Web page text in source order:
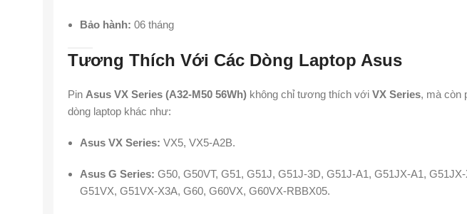
Bảo hành: 06 tháng
Tương Thích Với Các Dòng Laptop Asus
Pin Asus VX Series (A32-M50 56Wh) không chỉ tương thích với VX Series, mà còn
dòng laptop khác như:
Asus VX Series: VX5, VX5-A2B.
Asus G Series: G50, G50VT, G51, G51J, G51J-3D, G51J-A1, G51JX-A1,
G51VX, G51VX-X3A, G60, G60VX, G60VX-RBBX05.